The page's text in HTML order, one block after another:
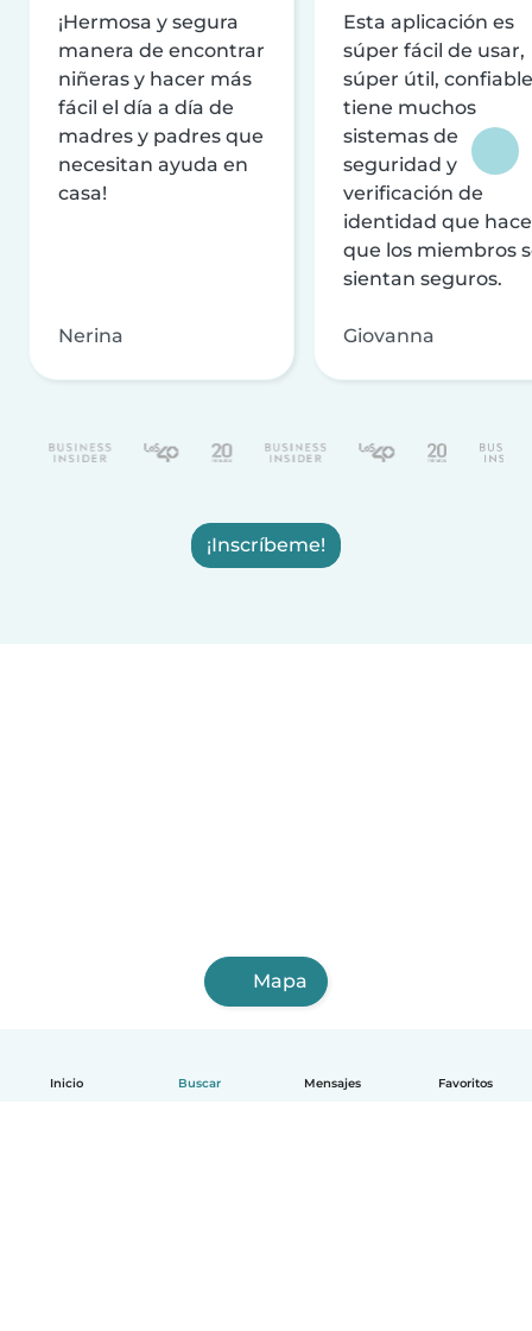
Inicio Buscar Mensajes Favoritos
¡Hermosa y segura
manera de encontrar
niñeras y hacer más
fácil el día a día de
madres y padres que
necesitan ayuda en
casa!
Nerina
Esta aplicación es
súper fácil de usar,
súper útil,
tiene muchos
sistemas de
seguridad y
verificación de
identidad que
que los miembros
sientan seguros.
Giovanna
¡Inscríbeme!
Mapa